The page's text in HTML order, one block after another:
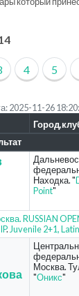
4 5
2025-11-26
Находка. "
Point"
RUSSIAN
. Juvenile 2+1, Latin
Москва.
"Оникс"